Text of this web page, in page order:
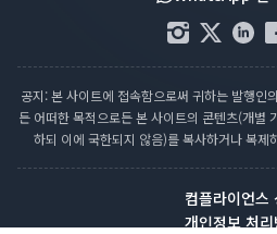
공지: 본 사이트에 접속함으로써 귀하는 발행인
든 어떠한 목적으로든 본 사이트의 콘텐츠(개별
하되 이에 국한되지 않음)를 복사하거나 복제
컴플라이언스
개인정보 처